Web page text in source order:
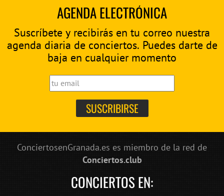
AGENDA ELECTRÓNICA
Suscríbete y recibirás en tu correo nuestra
agenda diaria de conciertos. Puedes darte de
baja en cualquier momento
ConciertosenGranada.es es miembro de la red de
Conciertos.club
CONCIERTOS EN: